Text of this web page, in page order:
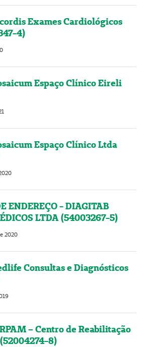
Exames Cardiológicos
4)
Espaço Clínico Eireli
Espaço Clínico Ltda
ENDEREÇO - DIAGITAB
LTDA (54003267-5)
2020
Consultas e Diagnósticos
– Centro de Reabilitação
8)